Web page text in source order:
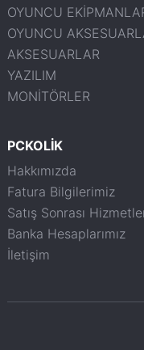
OYUNCU
OYUNCU
AKSESUARLAR
YAZILIM
MONİTÖRLER
PCKOLİK
Hakkımızda
Fatura Bilgilerimiz
Satış Sonrası
Banka Hesaplarımız
İletişim